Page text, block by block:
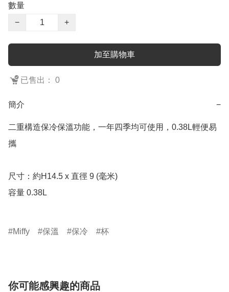
數量
−
+
加至購物車
已售出： 0
簡介 −
二重構造保冷保溫功能，一年四季均可使用，0.38L輕便易
攜
尺寸：約H14.5 x 直徑 9 (毫米)
容量 0.38L
Miffy 保溫 保冷 杯
你可能感興趣的商品